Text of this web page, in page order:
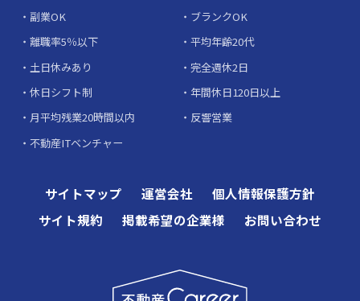
副業OK
ブランクOK
離職率5％以下
平均年齢20代
土日休みあり
完全週休2日
休日シフト制
年間休日120日以上
月平均残業20時間以内
反響営業
不動産ITベンチャー
サイトマップ 運営会社
個人情報保護方針
サイト規約
掲載希望の企業様 お問い合わせ